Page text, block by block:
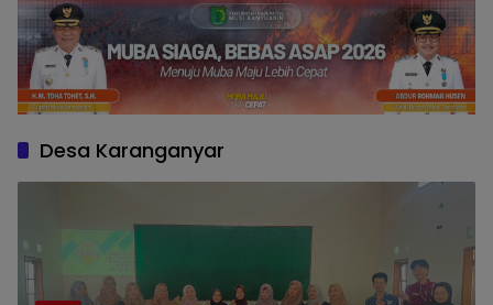
Desa Karanganyar